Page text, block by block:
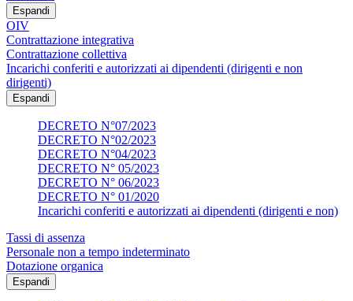
Espandi
OIV
Contrattazione integrativa
Contrattazione collettiva
Incarichi conferiti e autorizzati ai dipendenti (dirigenti e non
dirigenti)
Espandi
DECRETO N°07/2023
DECRETO N°02/2023
DECRETO N°04/2023
DECRETO N° 05/2023
DECRETO N° 06/2023
DECRETO N° 01/2020
Incarichi conferiti e autorizzati ai dipendenti (dirigenti e non)
Tassi di assenza
Personale non a tempo indeterminato
Dotazione organica
Espandi